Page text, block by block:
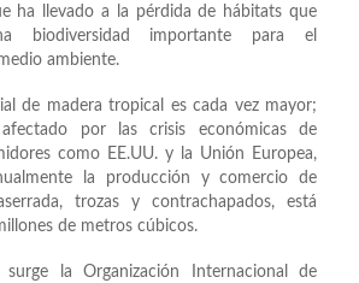
ha llevado a la pérdida de hábitats que
biodiversidad importante para el
ambiente.
de madera tropical es cada vez mayor;
por las crisis económicas de
como EE.UU. y la Unión Europea,
la producción y comercio de
trozas y contrachapados, está
de metros cúbicos.
la Organización Internacional de